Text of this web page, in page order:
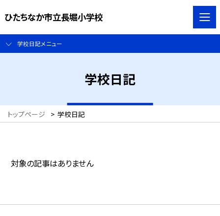
ひたちなか市立長堀小学校
学校日記メニュー
学校日記
トップページ > 学校日記
対象の記事はありません